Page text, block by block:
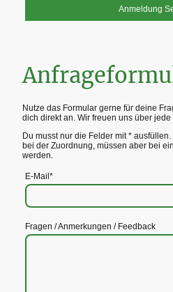
Anmeldung
Nutze das Formular gerne für deine
dich direkt an. Wir freuen uns über
Du musst nur die Felder mit *
bei der Zuordnung, müssen aber bei
werden.
E-Mail *
Fragen / Anmerkungen / Feedback